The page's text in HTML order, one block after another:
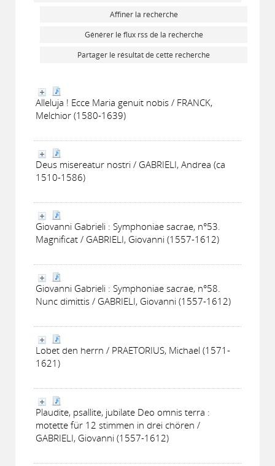
Affiner la recherche
Générer le flux rss de la recherche
Partager le résultat de cette recherche
Alleluja ! Ecce Maria genuit nobis / FRANCK,
Melchior (1580-1639)
Deus misereatur nostri / GABRIELI, Andrea (ca
1510-1586)
Giovanni Gabrieli : Symphoniae sacrae, n°53.
Magnificat / GABRIELI, Giovanni (1557-1612)
Giovanni Gabrieli : Symphoniae sacrae, n°58.
Nunc dimittis / GABRIELI, Giovanni (1557-1612)
Lobet den herrn / PRAETORIUS, Michael (1571-
1621)
Plaudite, psallite, jubilate Deo omnis terra :
motette für 12 stimmen in drei chören /
GABRIELI, Giovanni (1557-1612)